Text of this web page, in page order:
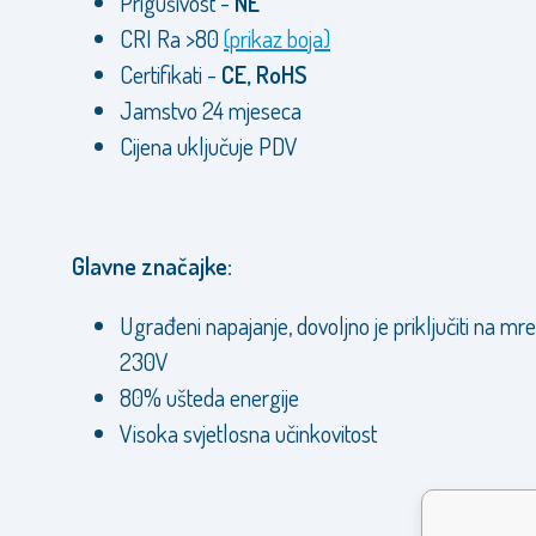
CRI Ra >80(prikaz boja)
Certifikati - CE, RoHS
Jamstvo 24 mjeseca
Cijena uključuje PDV
Glavne značajke:
Ugrađeni napajanje, dovoljno je priključiti na
230V
80% ušteda energije
Visoka svjetlosna učinkovitost